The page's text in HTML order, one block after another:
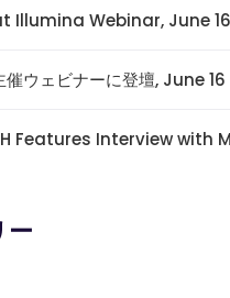
Illumina Webinar, June 16
催ウェビナーに登壇, June 16
Features Interview with
ー